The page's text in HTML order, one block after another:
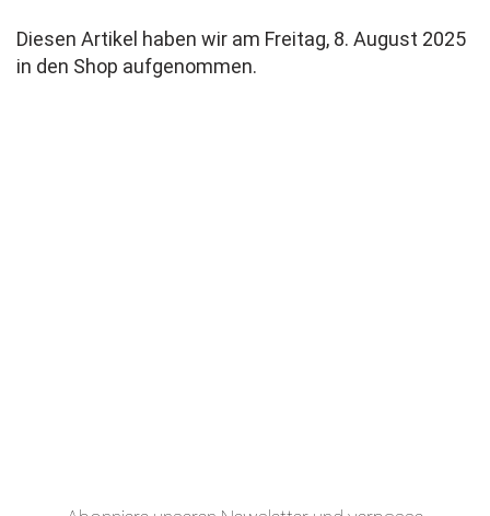
Diesen Artikel haben wir am Freitag, 8. August 2025
in den Shop aufgenommen.